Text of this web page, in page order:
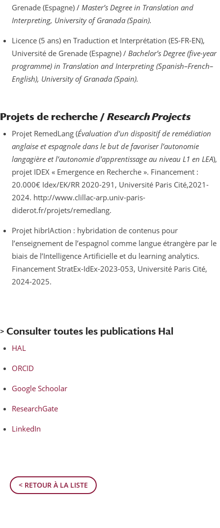
< RETOUR À LA LISTE
Grenade (Espagne) / Master’s Degree in Translation and
Interpreting, University of Granada (Spain).
Licence (5 ans) en Traduction et Interprétation (ES-FR-EN),
Université de Grenade (Espagne) / Bachelor’s Degree (five-year
programme) in Translation and Interpreting (Spanish–French–
English), University of Granada (Spain).
Projets de recherche / Research Projects
Projet RemedLang (Évaluation d’un dispositif de remédiation
anglaise et espagnole dans le but de favoriser l’autonomie
langagière et l’autonomie d’apprentissage au niveau L1 en LEA),
projet IDEX « Emergence en Recherche ». Financement :
20.000€ Idex/EK/RR 2020-291, Université Paris Cité,2021-
2024. http://www.clillac-arp.univ-paris-
diderot.fr/projets/remedlang.
Projet hibrIAction : hybridation de contenus pour
l’enseignement de l’espagnol comme langue étrangère par le
biais de l’Intelligence Artificielle et du learning analytics.
Financement StratEx-IdEx-2023-053, Université Paris Cité,
2024-2025.
> Consulter toutes les publications Hal
HAL
ORCID
Google Schoolar
ResearchGate
LinkedIn